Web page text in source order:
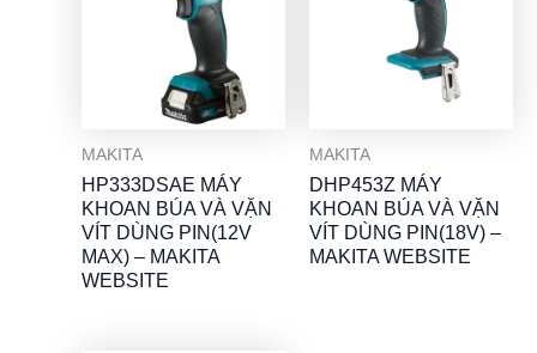
MAKITA
HP333DSAE MÁY
KHOAN BÚA VÀ VẶN
VÍT DÙNG PIN(12V
MAX) – MAKITA
WEBSITE
MAKITA
DHP453Z MÁY
KHOAN BÚA VÀ VẶN
VÍT DÙNG PIN(18V) –
MAKITA WEBSITE